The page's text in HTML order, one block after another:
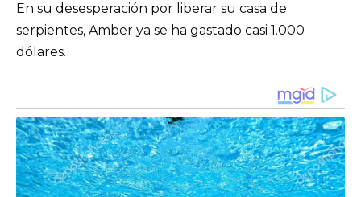
En su desesperación por liberar su casa de
serpientes, Amber ya se ha gastado casi 1.000
dólares.